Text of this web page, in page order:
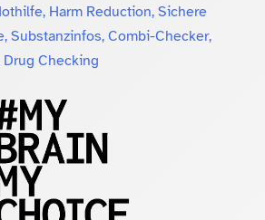
Harm Reduction, Sichere
Substanzinfos, Combi-Checker,
Checking